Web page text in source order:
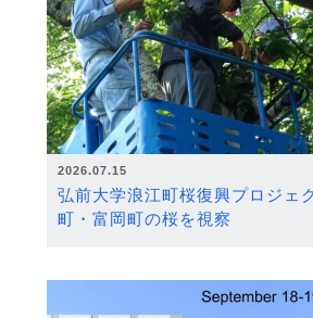
2026.07.15
弘前大学浪江町桜復興プロジ
町・富岡町の桜を視察